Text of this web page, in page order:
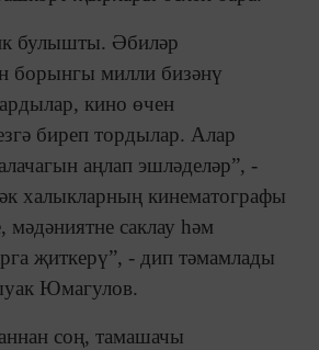
булышты. Әбиләр
борынгы милли бизәнү
кино өчен
биреп тордылар. Алар
аңлап эшләделәр”, -
халыкларның кинематографы
мәдәниятне саклау һәм
җиткерү”, - дип тәмамлады
Юмагулов.
соң, тамашачы